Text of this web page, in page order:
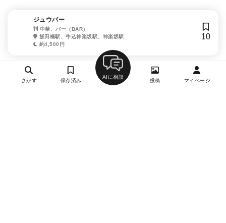
ジュウバー
中華、バー（BAR）
飯田橋駅、牛込神楽坂駅、神楽坂駅
約4,500円
10
さがす 保存済み
AIに相談
投稿 マイページ